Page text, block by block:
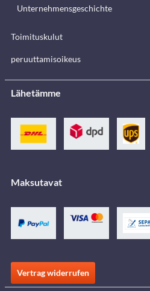
Unternehmensgeschichte
Toimituskulut
peruuttamisoikeus
Lähetämme
Maksutavat
Vertrag widerrufen